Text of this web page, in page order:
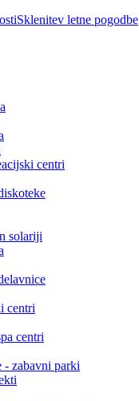
Sklenitev letne pogodbe
centri
solariji
centri
centri
- zabavni parki